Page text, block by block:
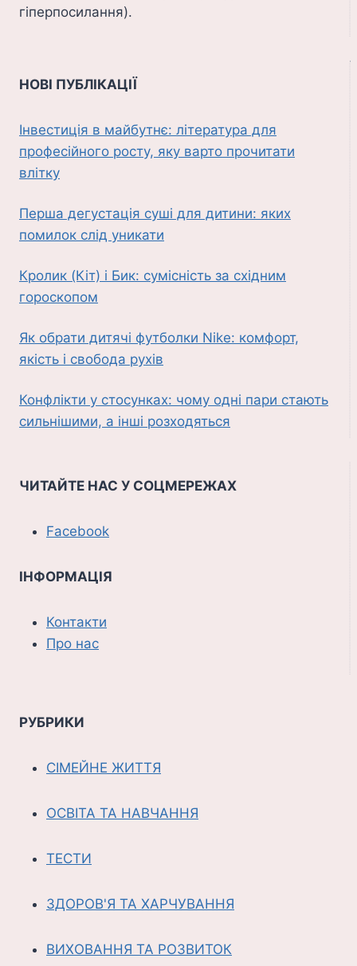
гіперпосилання).
НОВІ ПУБЛІКАЦІЇ
Інвестиція в майбутнє: література для
професійного росту, яку варто прочитати
влітку
Перша дегустація суші для дитини: яких
помилок слід уникати
Кролик (Кіт) і Бик: сумісність за східним
гороскопом
Як обрати дитячі футболки Nike: комфорт,
якість і свобода рухів
Конфлікти у стосунках: чому одні пари стають
сильнішими, а інші розходяться
ЧИТАЙТЕ НАС У СОЦМЕРЕЖАХ
Facebook
ІНФОРМАЦІЯ
Контакти
Про нас
РУБРИКИ
СІМЕЙНЕ ЖИТТЯ
ОСВІТА ТА НАВЧАННЯ
ТЕСТИ
ЗДОРОВ'Я ТА ХАРЧУВАННЯ
ВИХОВАННЯ ТА РОЗВИТОК